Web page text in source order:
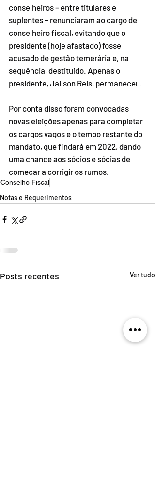
conselheiros – entre titulares e
suplentes – renunciaram ao cargo de
conselheiro fiscal, evitando que o
presidente (hoje afastado) fosse
acusado de gestão temerária e, na
sequência, destituído. Apenas o
presidente, Jailson Reis, permaneceu.
Por conta disso foram convocadas
novas eleições apenas para completar
os cargos vagos e o tempo restante do
mandato, que findará em 2022, dando
uma chance aos sócios e sócias de
começar a corrigir os rumos.
Conselho Fiscal
Notas e Requerimentos
Posts recentes Ver tudo